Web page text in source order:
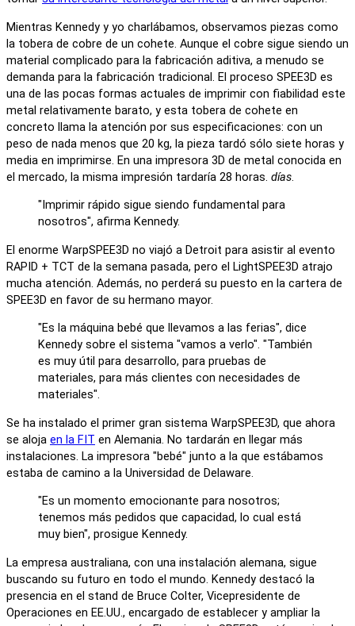
Mientras Kennedy y yo charlábamos, observamos piezas como
la tobera de cobre de un cohete. Aunque el cobre sigue siendo un
material complicado para la fabricación aditiva, a menudo se
demanda para la fabricación tradicional. El proceso SPEE3D es
una de las pocas formas actuales de imprimir con fiabilidad este
metal relativamente barato, y esta tobera de cohete en
concreto llama la atención por sus especificaciones: con un
peso de nada menos que 20 kg, la pieza tardó sólo siete horas y
media en imprimirse. En una impresora 3D de metal conocida en
el mercado, la misma impresión tardaría 28 horas. días.
"Imprimir rápido sigue siendo fundamental para
nosotros", afirma Kennedy.
El enorme WarpSPEE3D no viajó a Detroit para asistir al evento
RAPID + TCT de la semana pasada, pero el LightSPEE3D atrajo
mucha atención. Además, no perderá su puesto en la cartera de
SPEE3D en favor de su hermano mayor.
"Es la máquina bebé que llevamos a las ferias", dice
Kennedy sobre el sistema "vamos a verlo". "También
es muy útil para desarrollo, para pruebas de
materiales, para más clientes con necesidades de
materiales".
Se ha instalado el primer gran sistema WarpSPEE3D, que ahora
se aloja en la FIT en Alemania. No tardarán en llegar más
instalaciones. La impresora "bebé" junto a la que estábamos
estaba de camino a la Universidad de Delaware.
"Es un momento emocionante para nosotros;
tenemos más pedidos que capacidad, lo cual está
muy bien", prosigue Kennedy.
La empresa australiana, con una instalación alemana, sigue
buscando su futuro en todo el mundo. Kennedy destacó la
presencia en el stand de Bruce Colter, Vicepresidente de
Operaciones en EE.UU., encargado de establecer y ampliar la